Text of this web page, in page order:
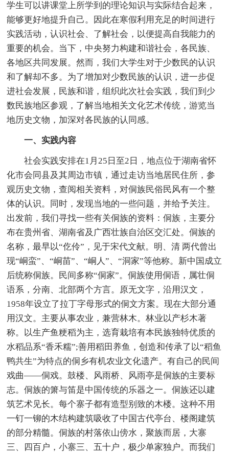
学生可以讲课堂上所学到的理论知识与实际结合起来，
能够更好地提升自己。因此在寒假利用充足的时间进行
实践活动，认识社会、了解社会，以便提高自我能力的
重要的机会。当下，中央努力构建和谐社会，各民族、
各地区共同发展。然而，我们大学生对于少数民的认识
和了解却不多。为了增加对少数民族的认识，进一步促
进社会发展，民族和谐，组织此次社会实践，我们到少
数民族地区参观，了解当地相关文化艺术传统，游览当
地历史文物，加深对各民族的认同感。
一、实践内容
社会实践安排在1月25日至2日，地点位于湖南省怀
化市会同县及其周边市镇，通过走访当地居民住所，参
观历史文物，查阅相关资料，对侗族民俗民风有一个整
体的认识。同时，发现当地的一些问题，并给予关注。
出发前，我们寻找一些有关侗族的资料：侗族，主要分
布在贵州省、湖南省及广西壮族自治区交汇处。侗族的
名称，最早以“仡伶”，见于宋代文献。明、清 两代曾出
现“峒蛮”、“峒苗”、“峒人”、“洞家”等他称。新中国成立
后统称侗族。民间多称“侗家”。侗族使用侗语，属壮侗
语系，分南、北部两个方言。原无文字，沿用汉文，
1958年设立了拉丁字母形式的侗文方案。现在大部分通
用汉文。主要从事农业，兼营林木。林业以产杉木著
称。以生产鱼粳稻为主，选育栽培有本民族独特优质的
水稻品系“香禾糯”;善用稻田养鱼，创造和传承了以“稻鱼
鸭共生”为特点的侗乡有机农业文化遗产。有自己的民间
戏曲——侗戏。鼓楼、风雨桥、风雨亭是侗族的主要标
志。侗族的箫与笛是中国传统的乐器之一。侗族还以建
筑艺术见长。每个寨子都有造型别致的木楼。这种不用
一钉一铆的木结构建筑吸收了中国古代亭台、楼阁建筑
的部分精髓。侗族的村落依山傍水，聚族而居，大寨
三、四百户，小寨三、五十户，极少单家独户。而我们